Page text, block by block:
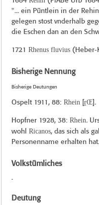
"... ein Püntlein in der Rehin
gelegen stost vnderhalb
die Eschen dan an den
1721 Rhenus fluvius( Heber-
Bisherige Nennung
Bisherige Deutungen
Ospelt 1911 , 88: Rhein[ r̠Œ].
Hopfner 1928, 38: Rhein.
wohl Ricanos, das sich als
Personenname erhalten hat.
Volkstümliches
-
Deutung